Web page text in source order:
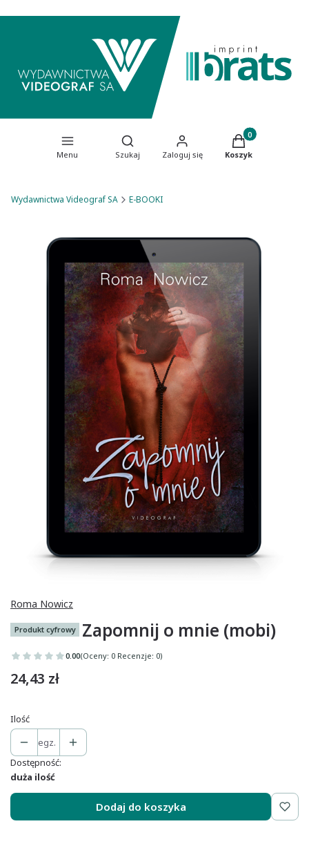
Menu
Otwórz wyszukiwarkę
Szukaj Zaloguj się
Produkty w
Koszyk
Wydawnictwa Videograf SA E-BOOKI
Roma Nowicz
Produkt cyfrowy Zapomnij o mnie (mobi)
0.00(Oceny: 0 Recenzje: 0)
Cena
24,43 zł
Ilość
egz.
Dostępność:
duża ilość
Dodaj do koszyka